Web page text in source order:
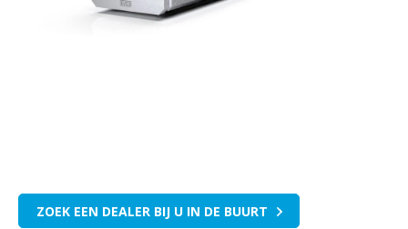
ZOEK EEN DEALER BIJ U IN DE BUURT